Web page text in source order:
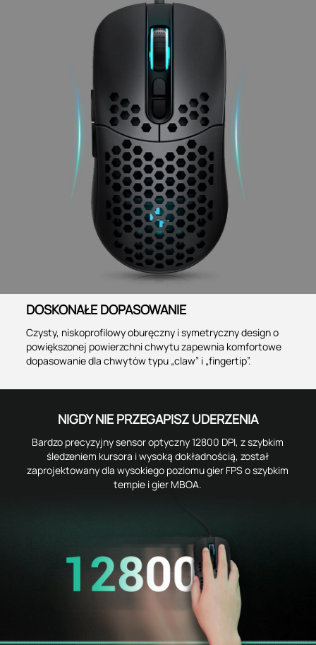
DOSKONAŁE DOPASOWANIE
Czysty, niskoprofilowy oburęczny i symetryczny design o
powiększonej powierzchni chwytu zapewnia komfortowe
dopasowanie dla chwytów typu „claw” i „fingertip”.
NIGDY NIE PRZEGAPISZ UDERZENIA
Bardzo precyzyjny sensor optyczny 12800 DPI, z szybkim
śledzeniem kursora i wysoką dokładnością, został
zaprojektowany dla wysokiego poziomu gier FPS o szybkim
tempie i gier MBOA.